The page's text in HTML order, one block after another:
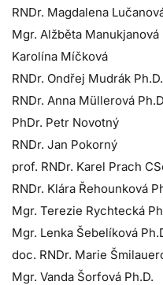
RNDr. Magdalena
Mgr. Alžběta Manukjanová
Karolína Míčková
RNDr. Ondřej Mudrák Ph.D.
RNDr. Anna Müllerová
PhDr. Petr Novotný
RNDr. Jan Pokorný
prof. RNDr. Karel Prach
RNDr. Klára Řehounková
Mgr. Terezie Rychtecká
Mgr. Lenka Šebelíková
doc. RNDr. Marie
Mgr. Vanda Šorfová Ph.D.